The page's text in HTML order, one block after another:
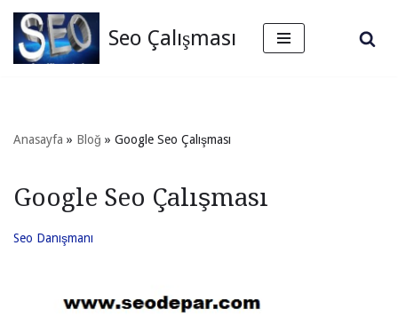
İçeriğe
geç
Seo Çalışması
Anasayfa » Bloğ » Google Seo Çalışması
Google Seo Çalışması
Seo Danışmanı